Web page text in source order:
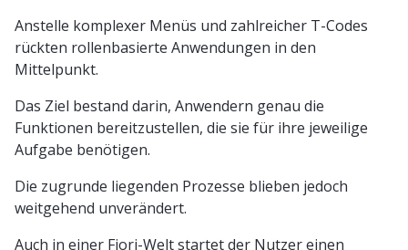
Anstelle komplexer Menüs und zahlreicher T-Codes
rückten rollenbasierte Anwendungen in den
Mittelpunkt.
Das Ziel bestand darin, Anwendern genau die
Funktionen bereitzustellen, die sie für ihre jeweilige
Aufgabe benötigen.
Die zugrunde liegenden Prozesse blieben jedoch
weitgehend unverändert.
Auch in einer Fiori-Welt startet der Nutzer einen